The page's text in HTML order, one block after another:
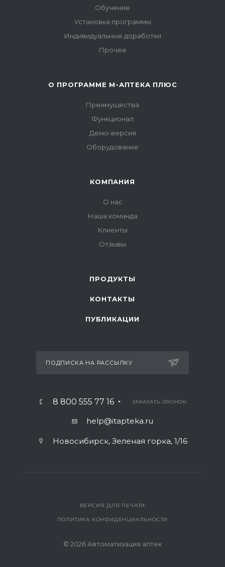
Обучение
Установка программы
Индивидуальные доработки
Прочее
О ПРОГРАММЕ М-АПТЕКА ПЛЮС
Преимущества
Функционал
Демо-версия
Оборудование
КОМПАНИЯ
О нас
Наша команда
Клиенты
Отзывы
ПРОДУКТЫ
КОНТАКТЫ
ПУБЛИКАЦИИ
ПОДПИСКА НА РАССЫЛКУ
8 800 555 77 16 ЗАКАЗАТЬ ЗВОНОК
help@itapteka.ru
Новосибирск, Зеленая горка, 1/16
ВЕРСИЯ ДЛЯ ПЕЧАТИ
ПОЛИТИКА КОНФИДЕНЦИАЛЬНОСТИ
© 2026 Автоматизация аптек